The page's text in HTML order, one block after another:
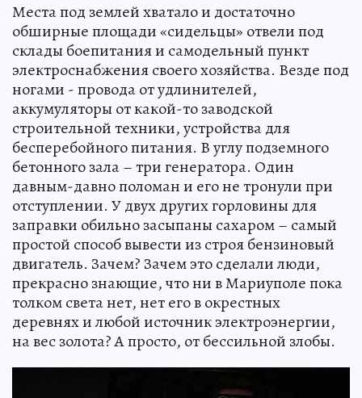
Места под землей хватало и достаточно
обширные площади «сидельцы» отвели под
склады боепитания и самодельный пункт
электроснабжения своего хозяйства. Везде под
ногами - провода от удлинителей,
аккумуляторы от какой-то заводской
строительной техники, устройства для
бесперебойного питания. В углу подземного
бетонного зала – три генератора. Один
давным-давно поломан и его не тронули при
отступлении. У двух других горловины для
заправки обильно засыпаны сахаром – самый
простой способ вывести из строя бензиновый
двигатель. Зачем? Зачем это сделали люди,
прекрасно знающие, что ни в Мариуполе пока
толком света нет, нет его в окрестных
деревнях и любой источник электроэнергии,
на вес золота? А просто, от бессильной злобы.